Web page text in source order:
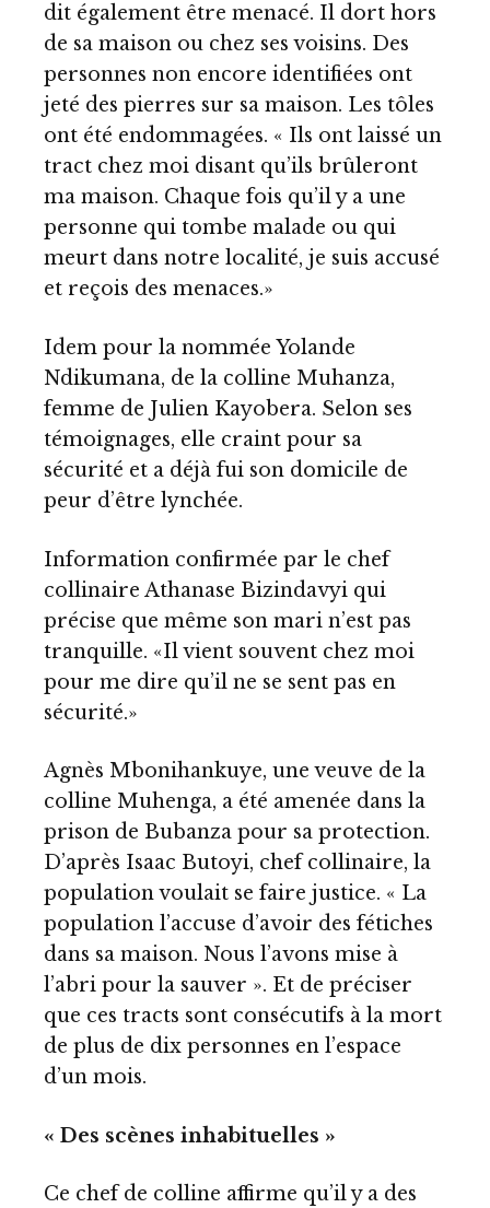
dit également être menacé. Il dort hors
de sa maison ou chez ses voisins. Des
personnes non encore identifiées ont
jeté des pierres sur sa maison. Les tôles
ont été endommagées. « Ils ont laissé un
tract chez moi disant qu’ils brûleront
ma maison. Chaque fois qu’il y a une
personne qui tombe malade ou qui
meurt dans notre localité, je suis accusé
et reçois des menaces.»
Idem pour la nommée Yolande
Ndikumana, de la colline Muhanza,
femme de Julien Kayobera. Selon ses
témoignages, elle craint pour sa
sécurité et a déjà fui son domicile de
peur d’être lynchée.
Information confirmée par le chef
collinaire Athanase Bizindavyi qui
précise que même son mari n’est pas
tranquille. «Il vient souvent chez moi
pour me dire qu’il ne se sent pas en
sécurité.»
Agnès Mbonihankuye, une veuve de la
colline Muhenga, a été amenée dans la
prison de Bubanza pour sa protection.
D’après Isaac Butoyi, chef collinaire, la
population voulait se faire justice. « La
population l’accuse d’avoir des fétiches
dans sa maison. Nous l’avons mise à
l’abri pour la sauver ». Et de préciser
que ces tracts sont consécutifs à la mort
de plus de dix personnes en l’espace
d’un mois.
« Des scènes inhabituelles »
Ce chef de colline affirme qu’il y a des